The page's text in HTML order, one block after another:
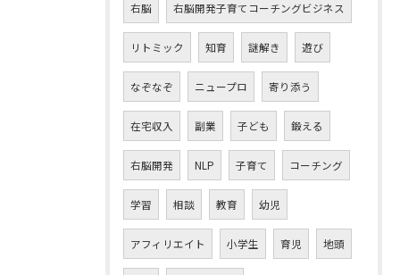
右脳 右脳開発子育てコーチングビジネス
リトミック 知育 謎解き 遊び
なぞなぞ ニュープロ 寄り添う
在宅収入 副業 子ども 鍛える
右脳開発 NLP 子育て コーチング
学習 相談 教育 幼児
アフィリエイト 小学生 育児 地頭